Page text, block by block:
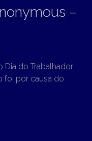
–
Dia do Trabalhador
foi por causa do